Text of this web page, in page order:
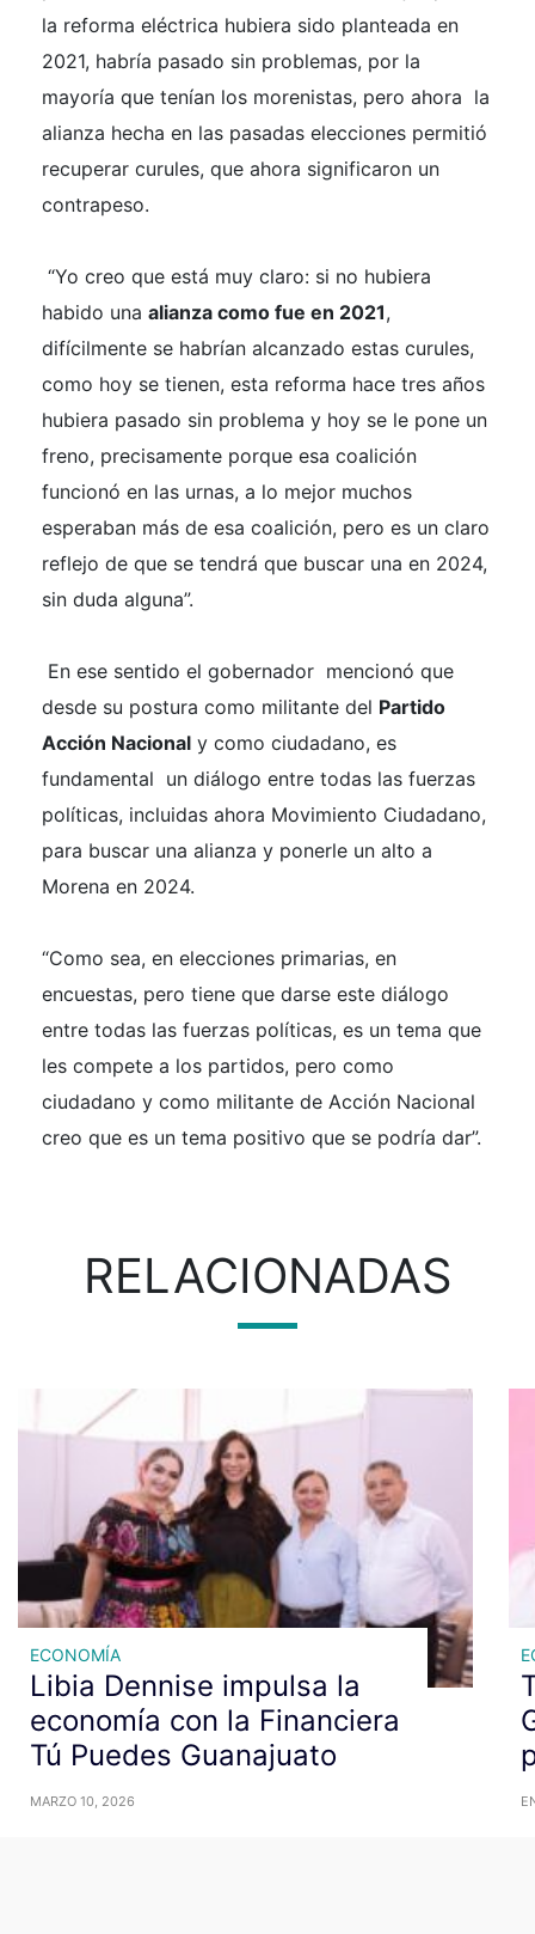
la reforma eléctrica hubiera sido planteada en
2021, habría pasado sin problemas, por la
mayoría que tenían los morenistas, pero ahora la
alianza hecha en las pasadas elecciones permitió
recuperar curules, que ahora significaron un
contrapeso.
“Yo creo que está muy claro: si no hubiera
habido una alianza como fue en 2021,
difícilmente se habrían alcanzado estas curules,
como hoy se tienen, esta reforma hace tres años
hubiera pasado sin problema y hoy se le pone un
freno, precisamente porque esa coalición
funcionó en las urnas, a lo mejor muchos
esperaban más de esa coalición, pero es un claro
reflejo de que se tendrá que buscar una en 2024,
sin duda alguna”.
En ese sentido el gobernador mencionó que
desde su postura como militante del Partido
Acción Nacional y como ciudadano, es
fundamental un diálogo entre todas las fuerzas
políticas, incluidas ahora Movimiento Ciudadano,
para buscar una alianza y ponerle un alto a
Morena en 2024.
“Como sea, en elecciones primarias, en
encuestas, pero tiene que darse este diálogo
entre todas las fuerzas políticas, es un tema que
les compete a los partidos, pero como
ciudadano y como militante de Acción Nacional
creo que es un tema positivo que se podría dar”.
RELACIONADAS
ECONOMÍA
Libia Dennise impulsa la
economía con la Financiera
Tú Puedes Guanajuato
MARZO 10, 2026